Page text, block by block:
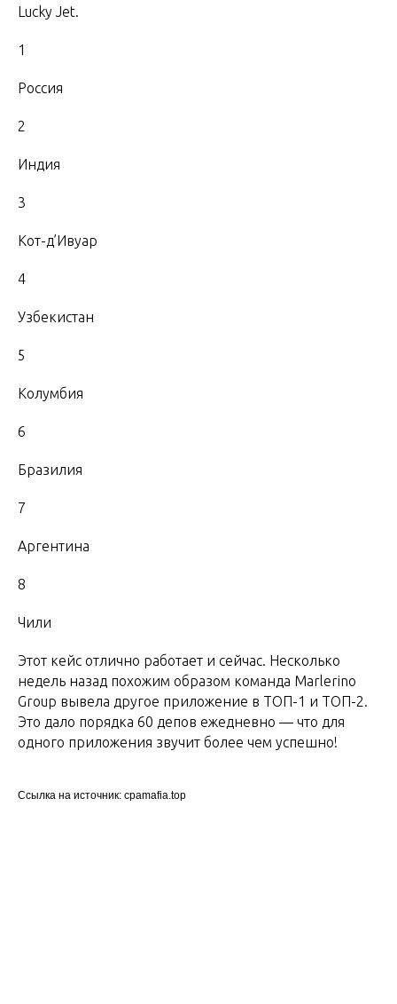
Lucky Jet.
1
Россия
2
Индия
3
Кот-д’Ивуар
4
Узбекистан
5
Колумбия
6
Бразилия
7
Аргентина
8
Чили
Этот кейс отлично работает и сейчас. Несколько
недель назад похожим образом команда Marlerino
Group вывела другое приложение в ТОП-1 и ТОП-2.
Это дало порядка 60 депов ежедневно — что для
одного приложения звучит более чем успешно!
Ссылка на источник: cpamafia.top